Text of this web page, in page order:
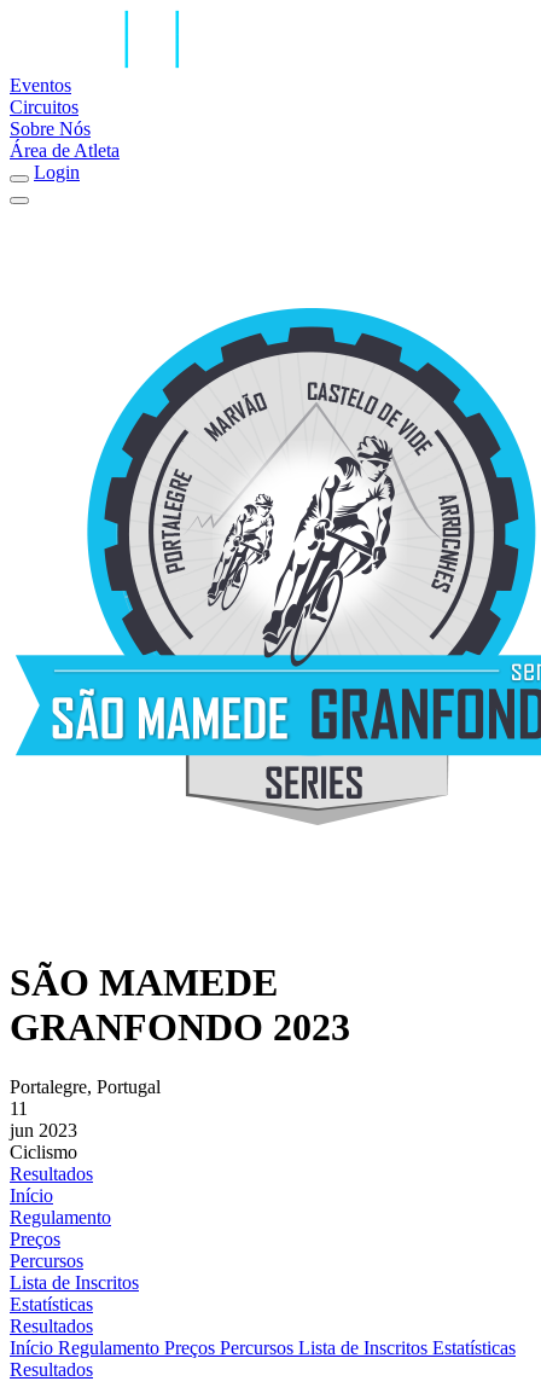
Eventos
Circuitos
Sobre Nós
Área de Atleta
Login
SÃO MAMEDE
GRANFONDO 2023
Portalegre, Portugal
11
jun 2023
Ciclismo
Resultados
Início
Regulamento
Preços
Percursos
Lista de Inscritos
Estatísticas
Resultados
Início Regulamento Preços Percursos Lista de Inscritos Estatísticas
Resultados